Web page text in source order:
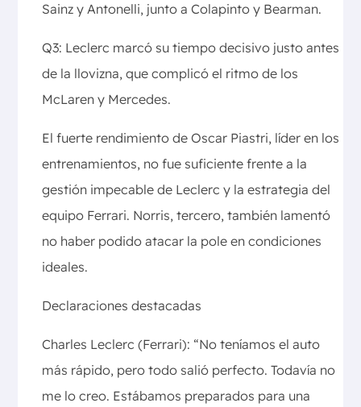
Sainz y Antonelli, junto a Colapinto y Bearman.
Q3: Leclerc marcó su tiempo decisivo justo antes
de la llovizna, que complicó el ritmo de los
McLaren y Mercedes.
El fuerte rendimiento de Oscar Piastri, líder en los
entrenamientos, no fue suficiente frente a la
gestión impecable de Leclerc y la estrategia del
equipo Ferrari. Norris, tercero, también lamentó
no haber podido atacar la pole en condiciones
ideales.
Declaraciones destacadas
Charles Leclerc (Ferrari): “No teníamos el auto
más rápido, pero todo salió perfecto. Todavía no
me lo creo. Estábamos preparados para una